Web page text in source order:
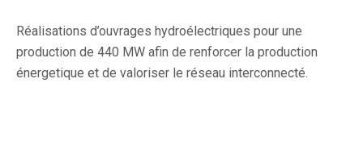
Réalisations d’ouvrages hydroélectriques pour une
production de 440 MW afin de renforcer la production
énergetique et de valoriser le réseau interconnecté.